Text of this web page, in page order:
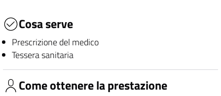
Cosa serve
Prescrizione del medico
Tessera sanitaria
Come ottenere la prestazione